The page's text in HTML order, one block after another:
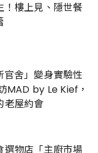
！樓上見、隱世餐
官舍」變身實驗性
MAD by Le Kief，
老屋約會
物店「主廚市場